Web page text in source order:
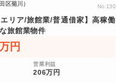
区菊川）
No.130
エリア/旅館業/普通借家】高稼働
旅館業物件
円
営業利益
206万円